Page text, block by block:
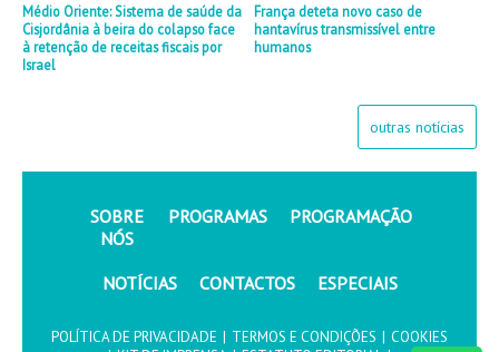
Médio Oriente: Sistema de saúde da
Cisjordânia à beira do colapso face
à retenção de receitas fiscais por
Israel
França deteta novo caso de
hantavírus transmissível entre
humanos
outras notícias
SOBRE
NÓS
PROGRAMAS PROGRAMAÇÃO
NOTÍCIAS CONTACTOS ESPECIAIS
POLÍTICA DE PRIVACIDADE | TERMOS E CONDIÇÕES | COOKIES